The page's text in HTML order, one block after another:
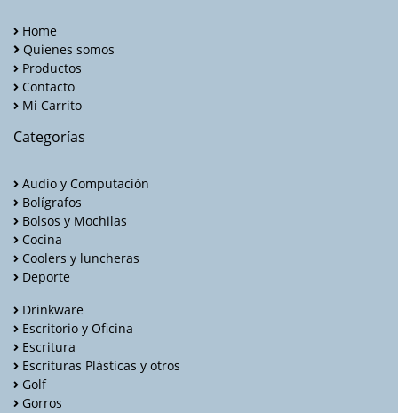
Home
Quienes somos
Productos
Contacto
Mi Carrito
Categorías
Audio y Computación
Bolígrafos
Bolsos y Mochilas
Cocina
Coolers y luncheras
Deporte
Drinkware
Escritorio y Oficina
Escritura
Escrituras Plásticas y otros
Golf
Gorros